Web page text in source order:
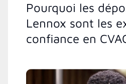
Pourquoi les
Lennox sont les
confiance en